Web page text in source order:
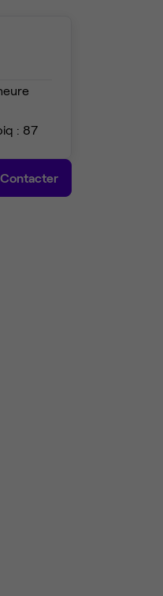
: 87
Contacter